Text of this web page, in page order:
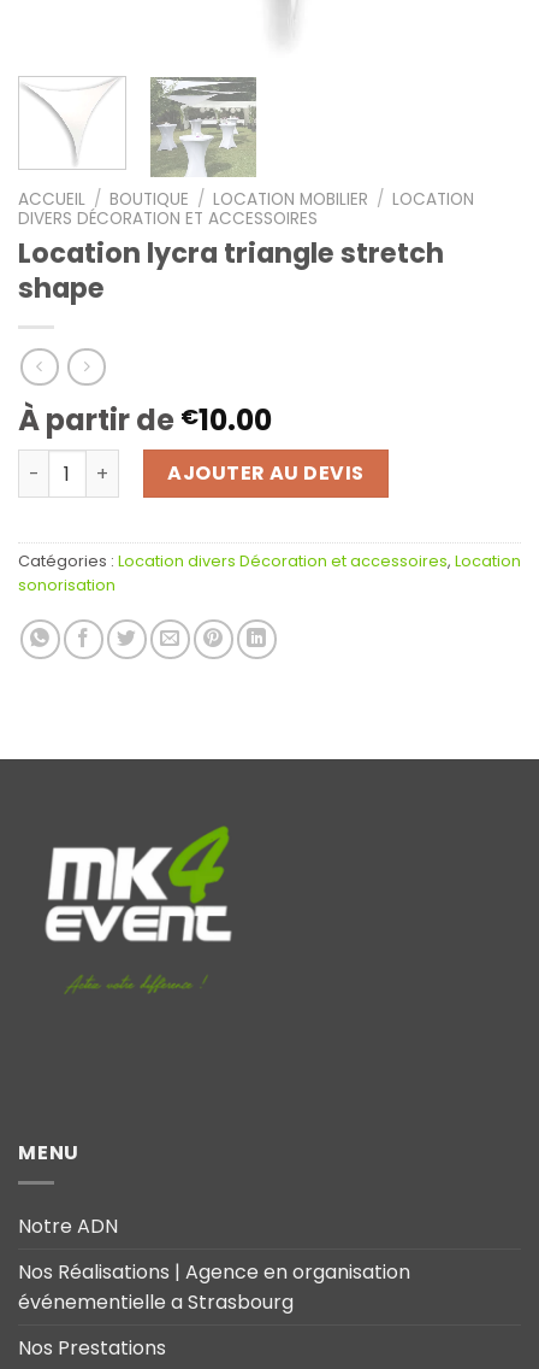
ACCUEIL / BOUTIQUE / LOCATION MOBILIER / LOCATION
DIVERS DÉCORATION ET ACCESSOIRES
Location lycra triangle stretch
shape
À partir de €10.00
quantité de Location lycra triangle stretch shape
AJOUTER AU DEVIS
Catégories : Location divers Décoration et accessoires, Location
sonorisation
MENU
Notre ADN
Nos Réalisations | Agence en organisation
événementielle a Strasbourg
Nos Prestations